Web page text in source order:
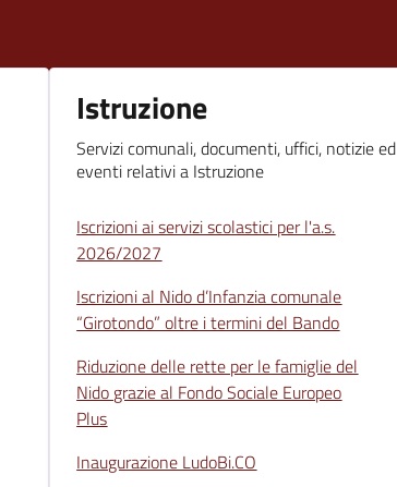
Istruzione
Servizi comunali, documenti, uffici, notizie ed
eventi relativi a Istruzione
Iscrizioni ai servizi scolastici per l'a.s.
2026/2027
Iscrizioni al Nido d’Infanzia comunale
“Girotondo” oltre i termini del Bando
Riduzione delle rette per le famiglie del
Nido grazie al Fondo Sociale Europeo
Plus
Inaugurazione LudoBi.CO